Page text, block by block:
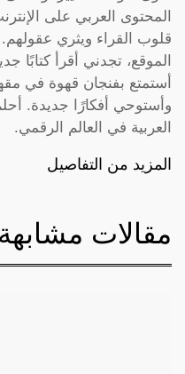
المحتوى العربي على
قلوب القراء ويثري عقولهم.
الموقع، تجدني أقرأ كتابًا
أستمتع بفنجان قهوة في
وأستوحي أفكارًا جديدة.
العربية في العالم الرقمي.
المزيد من التفاصيل
مقالات مشابهة